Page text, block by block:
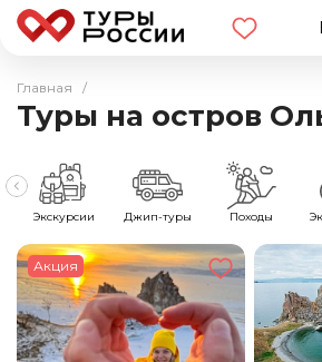
Главная /
Туры на остров
Экскурсии Джип-туры Походы
Акция